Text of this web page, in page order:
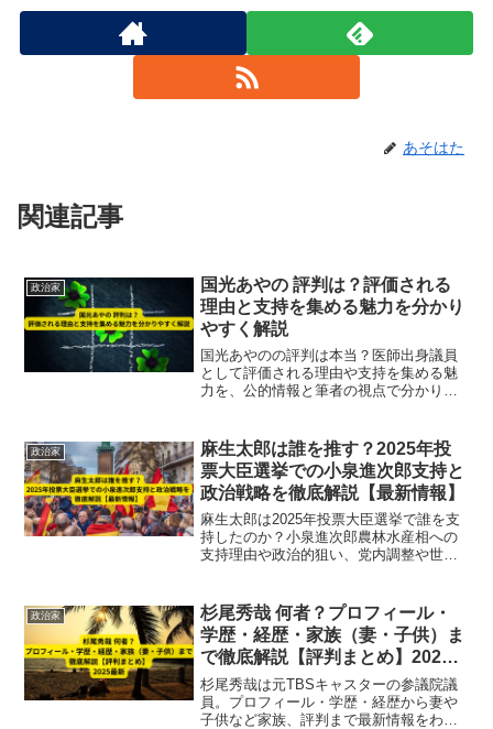
あそはた
関連記事
政治家
国光あやの 評判は？評価される
理由と支持を集める魅力を分かり
やすく解説
国光あやのの評判は本当？医師出身議員
として評価される理由や支持を集める魅
力を、公的情報と筆者の視点で分かりや
政治家
麻生太郎は誰を推す？2025年投
票大臣選挙での小泉進次郎支持と
政治戦略を徹底解説【最新情報】
麻生太郎は2025年投票大臣選挙で誰を支
持したのか？小泉進次郎農林水産相への
支持理由や政治的狙い、党内調整や世代
政治家
杉尾秀哉 何者？プロフィール・
学歴・経歴・家族（妻・子供）ま
で徹底解説【評判まとめ】2025
最新
杉尾秀哉は元TBSキャスターの参議院議
員。プロフィール・学歴・経歴から妻や
子供など家族、評判まで最新情報をわか